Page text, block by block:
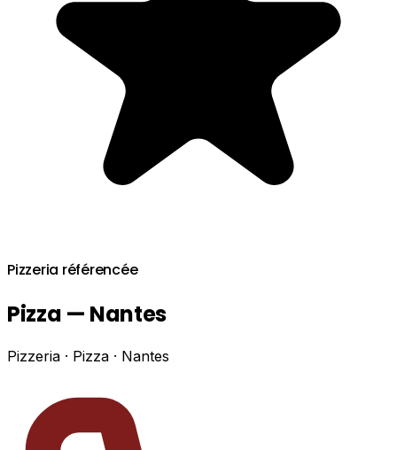
Pizzeria référencée
Pizza — Nantes
Pizzeria · Pizza · Nantes